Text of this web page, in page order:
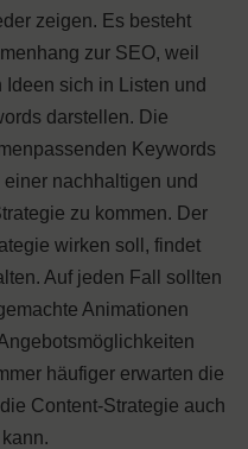
zeigen. Es besteht
zur SEO, weil
sich in Listen und
darstellen. Die
Keywords
nachhaltigen und
zu kommen. Der
wirken soll, findet
Auf jeden Fall sollten
Animationen
häufiger erwarten die
Content-Strategie auch